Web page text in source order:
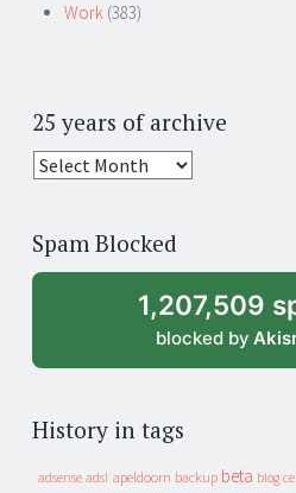
Work (383)
25 years of archive
25
archive
Spam Blocked
1,207,509
blocked by
History in tags
adsense adsl apeldoorn backup beta blog